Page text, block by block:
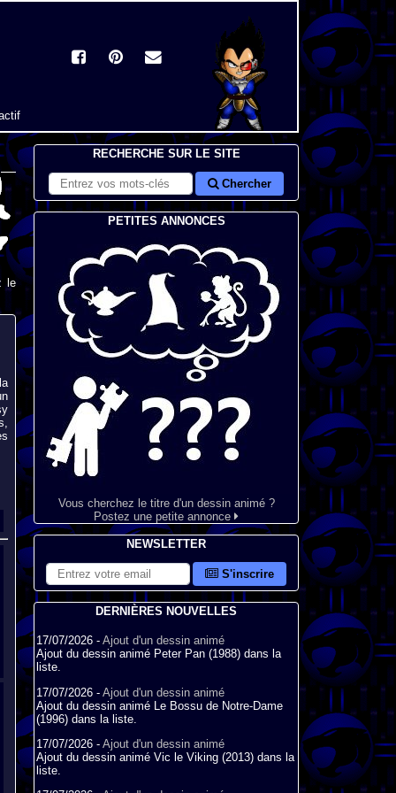
le
RECHERCHE SUR LE SITE
Chercher
PETITES ANNONCES
Vous cherchez le titre d'un dessin animé ?
Postez une petite annonce
NEWSLETTER
S'inscrire
DERNIÈRES NOUVELLES
17/07/2026 - Ajout d'un dessin animé
Ajout du dessin animé Peter Pan (1988) dans la
liste.
17/07/2026 - Ajout d'un dessin animé
Ajout du dessin animé Le Bossu de Notre-Dame
(1996) dans la liste.
17/07/2026 - Ajout d'un dessin animé
Ajout du dessin animé Vic le Viking (2013) dans la
liste.